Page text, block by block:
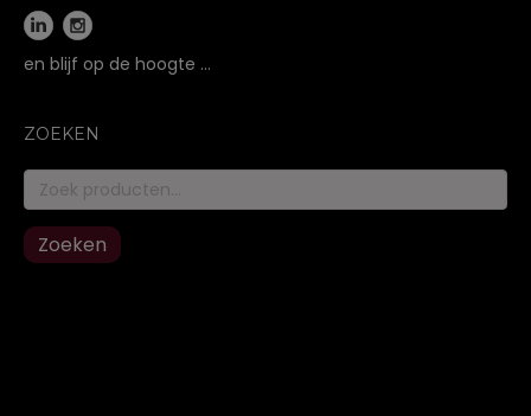
en blijf op de hoogte …
ZOEKEN
Zoeken
naar:
Zoeken